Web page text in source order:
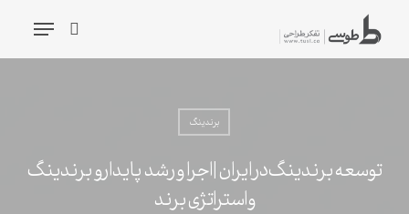
و
فهرست
برندینگ
توسعه برندینگ در ایران | اجرا و رشد پایدارو برندینگ
و استراتژی برند